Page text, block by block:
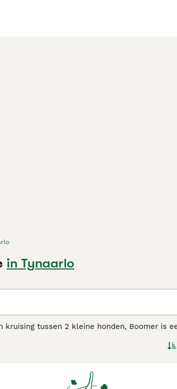
in Tynaarlo
tussen 2 kleine honden, Boomer is
en houdt van spelen en ravotten.